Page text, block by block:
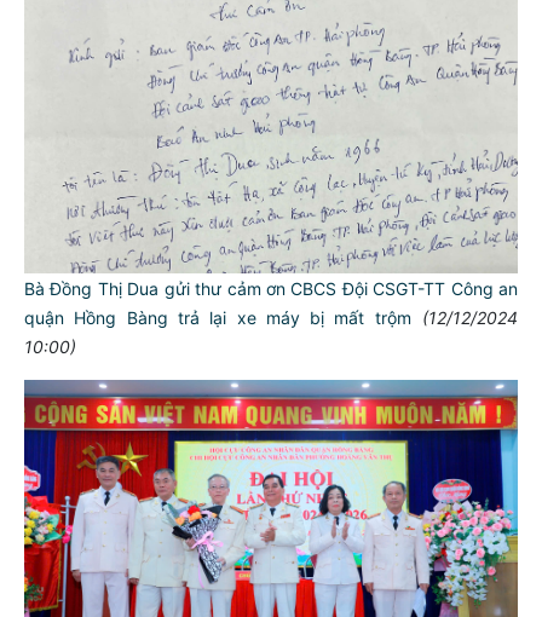
Bà Đồng Thị Dua gửi thư cảm ơn CBCS Đội CSGT-TT Công an
quận Hồng Bàng trả lại xe máy bị mất trộm
(12/12/2024
10:00)